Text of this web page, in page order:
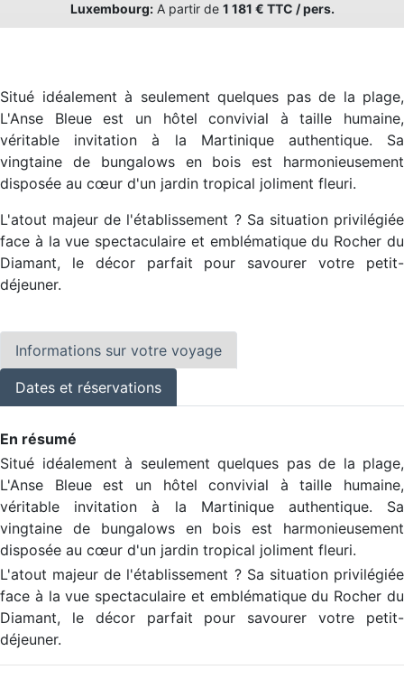
Luxembourg:A partir de 1 181 € TTC / pers.
Situé idéalement à seulement quelques pas de la plage,
L'Anse Bleue est un hôtel convivial à taille humaine,
véritable invitation à la Martinique authentique. Sa
vingtaine de bungalows en bois est harmonieusement
disposée au cœur d'un jardin tropical joliment fleuri.
L'atout majeur de l'établissement ? Sa situation privilégiée
face à la vue spectaculaire et emblématique du Rocher du
Diamant, le décor parfait pour savourer votre petit-
déjeuner.
Informations sur votre voyage
Dates et réservations
En résumé
Situé idéalement à seulement quelques pas de la plage,
L'Anse Bleue est un hôtel convivial à taille humaine,
véritable invitation à la Martinique authentique. Sa
vingtaine de bungalows en bois est harmonieusement
disposée au cœur d'un jardin tropical joliment fleuri.
L'atout majeur de l'établissement ? Sa situation privilégiée
face à la vue spectaculaire et emblématique du Rocher du
Diamant, le décor parfait pour savourer votre petit-
déjeuner.